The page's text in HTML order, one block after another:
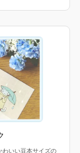
わいい豆本サイズの